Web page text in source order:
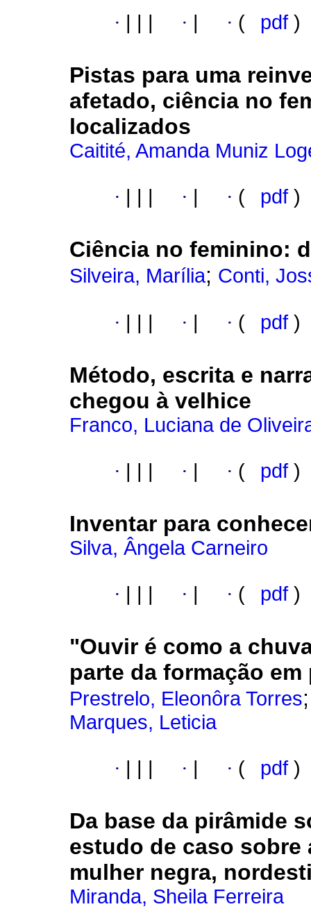
· · · ( pdf )
Pistas para uma
afetado, ciência no
localizados
Caitité, Amanda Muniz
· · · ( pdf )
Ciência no feminino:
Silveira, Marília; Conti,
· · · ( pdf )
Método, escrita e
chegou à velhice
Franco, Luciana de
· · · ( pdf )
Inventar para
Silva, Ângela Carneiro
· · · ( pdf )
"Ouvir é como a
parte da formação
Prestrelo, Eleonôra Torres
Marques, Leticia
· · · ( pdf )
Da base da pirâmide
estudo de caso sobre
mulher negra,
Miranda, Sheila Ferreira